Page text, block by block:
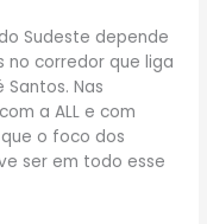
Sudeste depende
no corredor que liga
Nas
a ALL e com
o foco dos
ser em todo esse